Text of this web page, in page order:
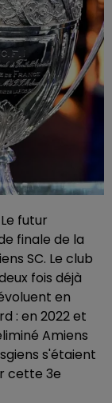
futur
finale de la
SC. Le club
fois déjà
en
: en 2022 et
Amiens
s'étaient
cette 3e